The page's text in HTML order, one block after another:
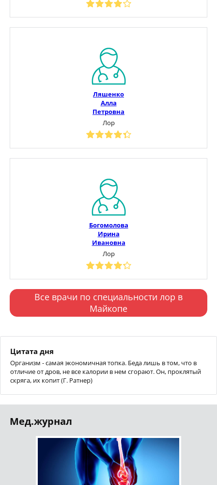
Ляшенко
Алла
Петровна
Лор
Богомолова
Ирина
Ивановна
Лор
Все врачи по специальности лор в
Майкопе
Цитата дня
Организм - самая экономичная топка. Беда лишь в том, что в
отличие от дров, не все калории в нем сгорают. Он, проклятый
скряга, их копит (Г. Ратнер)
Мед.журнал